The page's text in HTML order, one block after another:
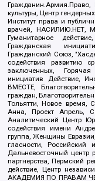
культуры, Центр
Институт права и
врачей, НАСИЛИЮ.НЕТ,
Гуманитарное
Гражданская
Гражданский Союз,
содействия развитию
заключенных,
инициатив Действие,
ВМЕСТЕ,
граждан,
Тольятти, Новое время,
Анна, Проект Апрель,
Аналитический Центр
содействия имени
группа, Женщины
гласности, Российский
Дальневосточный центр
партнерства, Пермский
действие, Центр
АКАДЕМИЯ ПО ПРАВАМ